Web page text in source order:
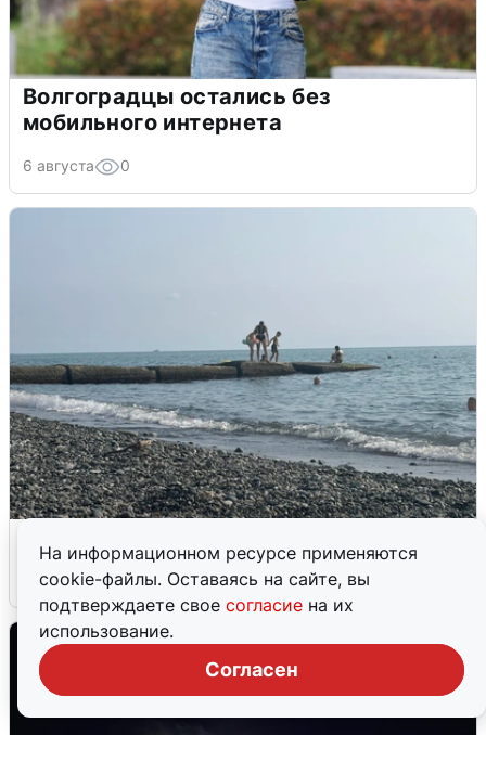
На информационном ресурсе применяются
cookie-файлы. Оставаясь на сайте, вы
подтверждаете свое согласие на их
использование.
Согласен
Волгоградцы остались без
мобильного интернета
6 августа 0
6 августа 0